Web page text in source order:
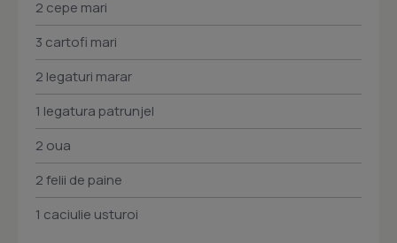
2 cepe mari
3 cartofi mari
2 legaturi marar
1 legatura patrunjel
2 oua
2 felii de paine
1 caciulie usturoi